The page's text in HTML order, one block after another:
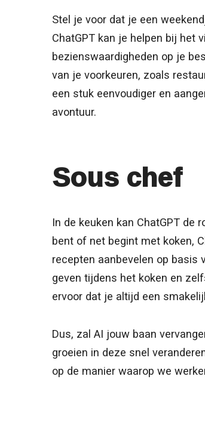
Stel je voor dat je een
ChatGPT kan je helpen bij het
bezienswaardigheden op je
van je voorkeuren, zoals
een stuk eenvoudiger en
avontuur.
Sous chef
In de keuken kan ChatGPT de
bent of net begint met koken,
recepten aanbevelen op basis
geven tijdens het koken en
ervoor dat je altijd een
Dus, zal AI jouw baan
groeien in deze snel
op de manier waarop we